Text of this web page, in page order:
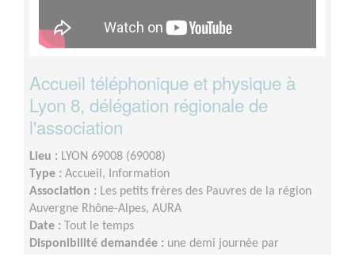
Accueil téléphonique et physique à
Lyon 8, délégation régionale de
l'association
Lieu : LYON 69008 (69008)
Type : Accueil, Information
Association : Les petits frères des Pauvres de la région
Auvergne Rhône-Alpes, AURA
Date : Tout le temps
Disponibilité demandée : une demi journée par